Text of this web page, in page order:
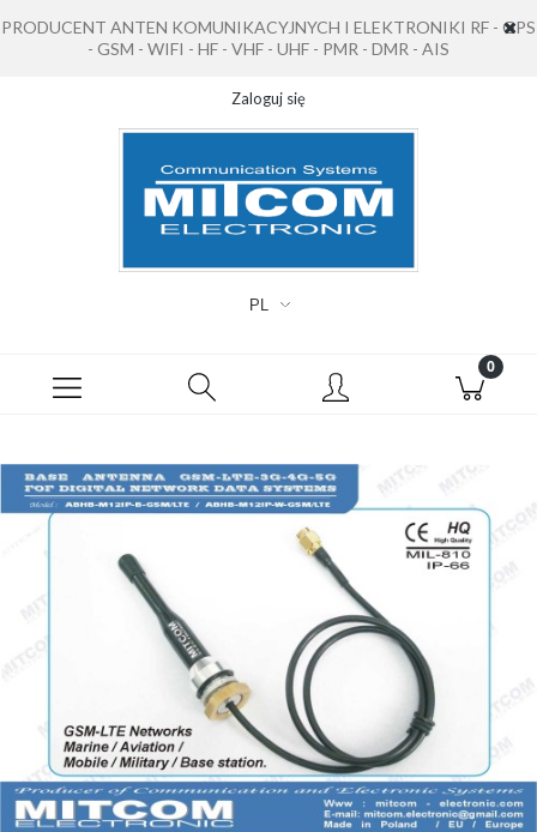
PRODUCENT ANTEN KOMUNIKACYJNYCH I ELEKTRONIKI RF - GPS
- GSM - WIFI - HF - VHF - UHF - PMR - DMR - AIS
Zaloguj się